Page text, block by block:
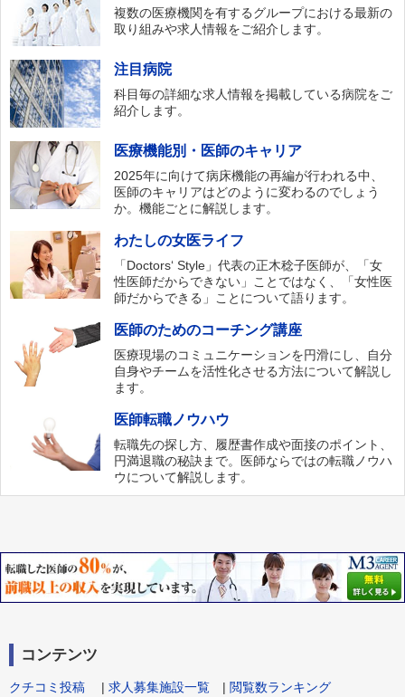
複数の医療機関を有するグループにおける最新の
取り組みや求人情報をご紹介します。
注目病院
科目毎の詳細な求人情報を掲載している病院をご
紹介します。
医療機能別・医師のキャリア
2025年に向けて病床機能の再編が行われる中、
医師のキャリアはどのように変わるのでしょう
か。機能ごとに解説します。
わたしの女医ライフ
「Doctors‘ Style」代表の正木稔子医師が、「女
性医師だからできない」ことではなく、「女性医
師だからできる」ことについて語ります。
医師のためのコーチング講座
医療現場のコミュニケーションを円滑にし、自分
自身やチームを活性化させる方法について解説し
ます。
医師転職ノウハウ
転職先の探し方、履歴書作成や面接のポイント、
円満退職の秘訣まで。医師ならではの転職ノウハ
ウについて解説します。
コンテンツ
クチコミ投稿 | 求人募集施設一覧 | 閲覧数ランキング